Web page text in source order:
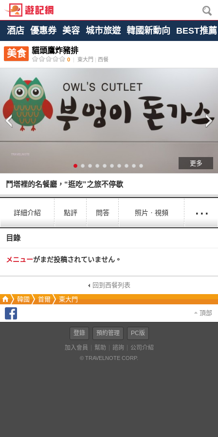
酒店 優惠券 美容 城市旅遊 韓國新動向 BEST推薦
美食 貓頭鷹炸豬排
0 | 東大門 | 西餐
更多
鬥塔裡的名餐廳，“逛吃”之旅不停歇
詳細介紹 點評 問答 照片ㆍ視頻 ···
目錄
メニューがまだ投稿されていません。
回到西餐列表
韓國
首爾
東大門
頂部
登錄 預約管理 PC版
加入會員 幫助 諮詢 公司介紹
© TRAVELNOTE CORP.